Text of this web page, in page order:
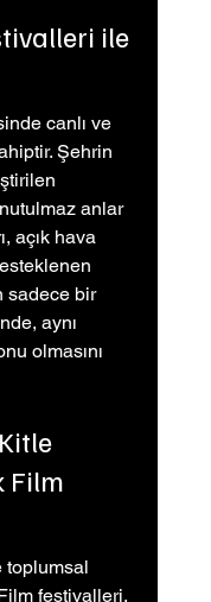
ile
canlı ve
Şehrin
anlar
açık hava
sadece bir
aynı
olmasını
Film
toplumsal
Film festivalleri,